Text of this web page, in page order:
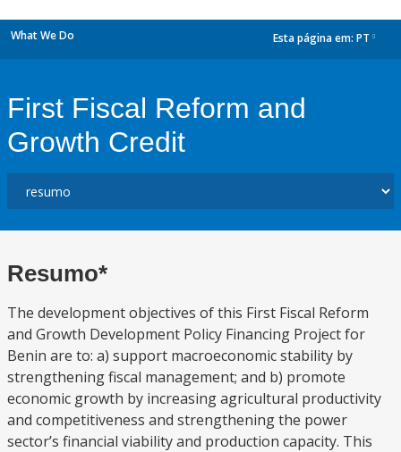
What We Do Esta página em: PT
First Fiscal Reform and
Growth Credit
Resumo*
The development objectives of this First Fiscal Reform
and Growth Development Policy Financing Project for
Benin are to: a) support macroeconomic stability by
strengthening fiscal management; and b) promote
economic growth by increasing agricultural productivity
and competitiveness and strengthening the power
sector’s financial viability and production capacity. This